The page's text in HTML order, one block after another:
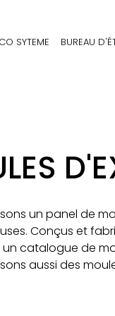
SYTEME BUREAU
un panel de
Conçus et
catalogue de
aussi des